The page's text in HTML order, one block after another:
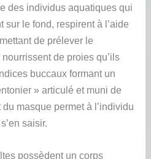
des individus aquatiques qui
sur le fond, respirent à l’aide
de prélever le
de proies qu’ils
buccaux formant un
» articulé et muni de
masque permet à l’individu
saisir.
possèdent un corps